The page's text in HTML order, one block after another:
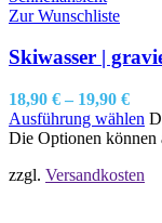
Zur Wunschliste
Skiwasser |
18,90 € – 19,90 €
Ausführung wählen
Die Optionen können
zzgl. Versandkosten